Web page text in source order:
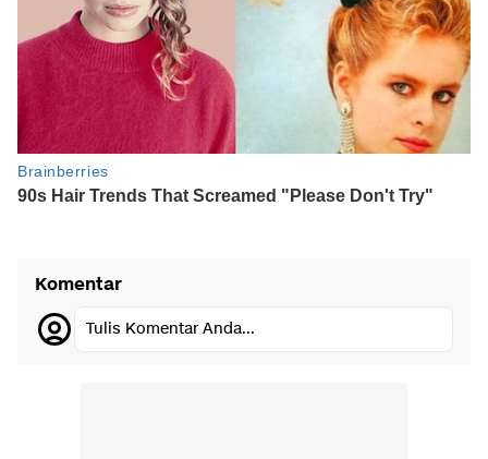
Komentar
Tulis Komentar Anda...